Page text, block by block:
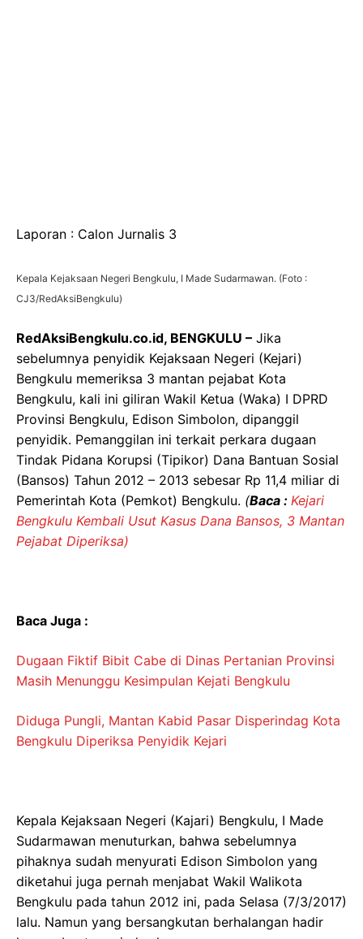
Laporan : Calon Jurnalis 3
Kepala Kejaksaan Negeri Bengkulu, I Made Sudarmawan. (Foto :
CJ3/RedAksiBengkulu)
RedAksiBengkulu.co.id, BENGKULU – Jika
sebelumnya penyidik Kejaksaan Negeri (Kejari)
Bengkulu memeriksa 3 mantan pejabat Kota
Bengkulu, kali ini giliran Wakil Ketua (Waka) I DPRD
Provinsi Bengkulu, Edison Simbolon, dipanggil
penyidik. Pemanggilan ini terkait perkara dugaan
Tindak Pidana Korupsi (Tipikor) Dana Bantuan Sosial
(Bansos) Tahun 2012 – 2013 sebesar Rp 11,4 miliar di
Pemerintah Kota (Pemkot) Bengkulu. (Baca : Kejari
Bengkulu Kembali Usut Kasus Dana Bansos, 3 Mantan
Pejabat Diperiksa)
Baca Juga :
Dugaan Fiktif Bibit Cabe di Dinas Pertanian Provinsi
Masih Menunggu Kesimpulan Kejati Bengkulu
Diduga Pungli, Mantan Kabid Pasar Disperindag Kota
Bengkulu Diperiksa Penyidik Kejari
Kepala Kejaksaan Negeri (Kajari) Bengkulu, I Made
Sudarmawan menuturkan, bahwa sebelumnya
pihaknya sudah menyurati Edison Simbolon yang
diketahui juga pernah menjabat Wakil Walikota
Bengkulu pada tahun 2012 ini, pada Selasa (7/3/2017)
lalu. Namun yang bersangkutan berhalangan hadir